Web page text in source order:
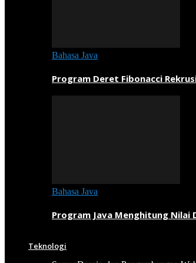
Bahasa Java
Program Deret Fibonacci
Bahasa Java
Program Java Menghitung
Teknologi